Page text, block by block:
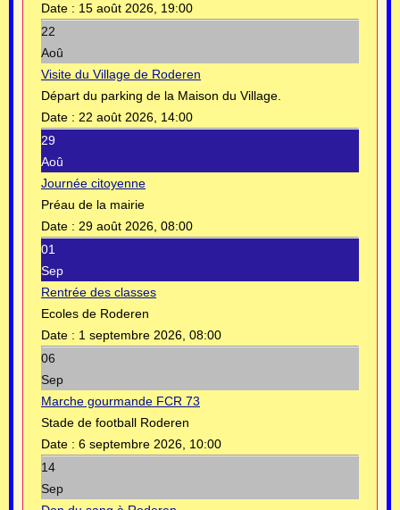
Date : 15 août 2026, 19:00
22
Aoû
Visite du Village de Roderen
Départ du parking de la Maison du Village.
Date : 22 août 2026, 14:00
29
Aoû
Journée citoyenne
Préau de la mairie
Date : 29 août 2026, 08:00
01
Sep
Rentrée des classes
Ecoles de Roderen
Date : 1 septembre 2026, 08:00
06
Sep
Marche gourmande FCR 73
Stade de football Roderen
Date : 6 septembre 2026, 10:00
14
Sep